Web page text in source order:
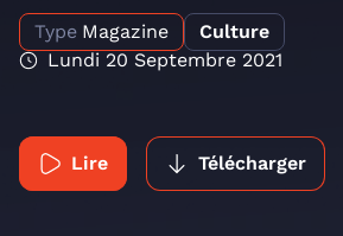
Type Magazine
Culture
Lundi 20 Septembre 2021
Lire Télécharger